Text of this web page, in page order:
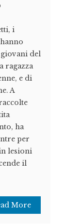
i
del
ragazza
e di
A
ha
per
lesioni
il
More